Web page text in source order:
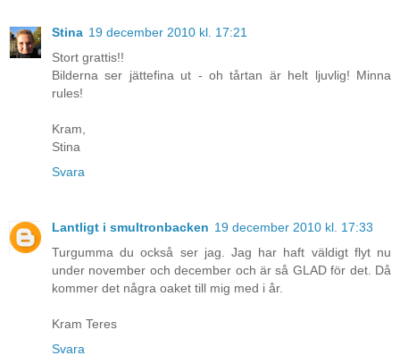
Stina 19 december 2010 kl. 17:21
Stort grattis!!
Bilderna ser jättefina ut - oh tårtan är helt ljuvlig! Minna
rules!
Kram,
Stina
Svara
Lantligt i smultronbacken 19 december 2010 kl. 17:33
Turgumma du också ser jag. Jag har haft väldigt flyt nu
under november och december och är så GLAD för det. Då
kommer det några oaket till mig med i år.
Kram Teres
Svara